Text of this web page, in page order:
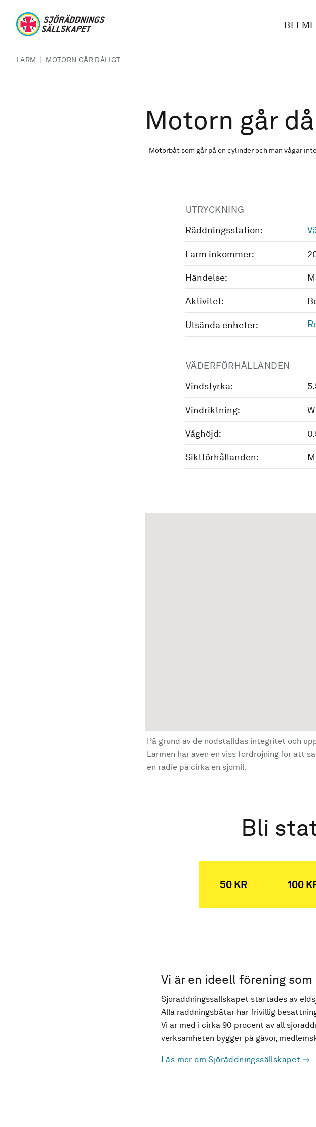
BLI
LARM | MOTORN GÅR DÅLIGT
Motorn går
Motorbåt som går på en cylinder och man vågar
UTRYCKNING
Räddningsstation:
Larm inkommer:
Händelse:
Aktivitet:
Utsända enheter:
VÄDERFÖRHÅLLANDEN
Vindstyrka:
Vindriktning: W
Våghöjd:
Siktförhållanden:
På grund av de nödställdas integritet och
Larmen har även en viss fördröjning för att
en radie på cirka en sjömil.
Bli
50 KR 100
Vi är en ideell förening
Sjöräddningssällskapet startades av
Alla räddningsbåtar har frivillig
Vi är med i cirka 90 procent av all
verksamheten bygger på gåvor,
Läs mer om Sjöräddningssällskapet